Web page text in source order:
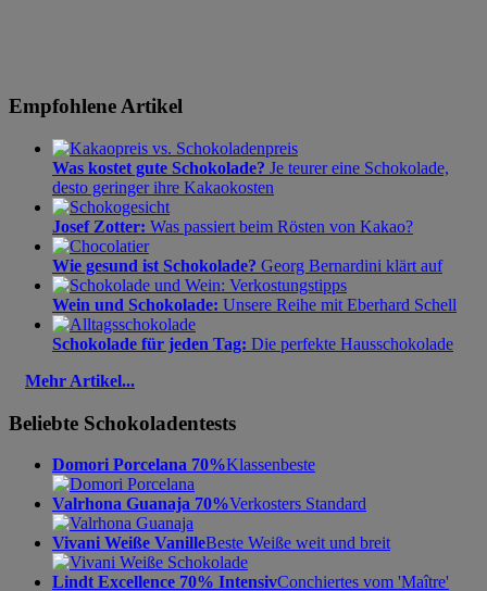
Empfohlene Artikel
Was kostet gute Schokolade? Je teurer eine Schokolade,
desto geringer ihre Kakaokosten
Josef Zotter: Was passiert beim Rösten von Kakao?
Wie gesund ist Schokolade? Georg Bernardini klärt auf
Wein und Schokolade: Unsere Reihe mit Eberhard Schell
Schokolade für jeden Tag: Die perfekte Hausschokolade
Mehr Artikel...
Beliebte Schokoladentests
Domori Porcelana 70%Klassenbeste
Valrhona Guanaja 70%Verkosters Standard
Vivani Weiße VanilleBeste Weiße weit und breit
Lindt Excellence 70% IntensivConchiertes vom 'Maître'